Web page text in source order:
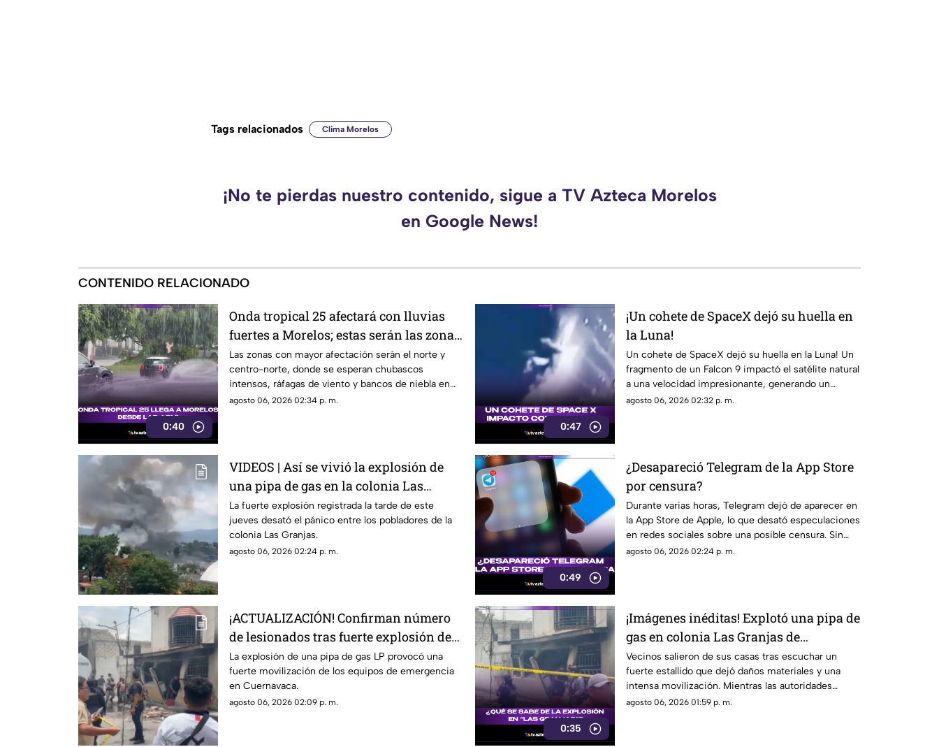
Tags relacionados Clima Morelos
¡No te pierdas nuestro contenido, sigue a TV Azteca Morelos
en Google News!
CONTENIDO RELACIONADO
0:40
Onda tropical 25 afectará con lluvias
fuertes a Morelos; estas serán las zonas
y horas exactas
Las zonas con mayor afectación serán el norte y
centro-norte, donde se esperan chubascos
intensos, ráfagas de viento y bancos de niebla en
áreas montañosas. En el sur y sureste habrá
agosto 06, 2026 02:34 p. m.
0:47
¡Un cohete de SpaceX dejó su huella en
la Luna!
Un cohete de SpaceX dejó su huella en la Luna! Un
fragmento de un Falcon 9 impactó el satélite natural
a una velocidad impresionante, generando un
enorme cráter.
agosto 06, 2026 02:32 p. m.
VIDEOS | Así se vivió la explosión de
una pipa de gas en la colonia Las
Granjas, Cuernavaca
La fuerte explosión registrada la tarde de este
jueves desató el pánico entre los pobladores de la
colonia Las Granjas.
agosto 06, 2026 02:24 p. m.
0:49
¿Desapareció Telegram de la App Store
por censura?
Durante varias horas, Telegram dejó de aparecer en
la App Store de Apple, lo que desató especulaciones
en redes sociales sobre una posible censura. Sin
embargo, Pavel Durov, fundador de la aplicación,
agosto 06, 2026 02:24 p. m.
¡ACTUALIZACIÓN! Confirman número
de lesionados tras fuerte explosión de
pipa de gas en colonia Las Granjas
La explosión de una pipa de gas LP provocó una
fuerte movilización de los equipos de emergencia
en Cuernavaca.
agosto 06, 2026 02:09 p. m.
0:35
¡Imágenes inéditas! Explotó una pipa de
gas en colonia Las Granjas de
Cuernavaca
Vecinos salieron de sus casas tras escuchar un
fuerte estallido que dejó daños materiales y una
intensa movilización. Mientras las autoridades
investigan qué provocó la explosión, estas son las
agosto 06, 2026 01:59 p. m.